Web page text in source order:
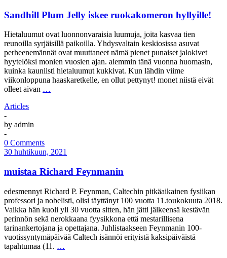
Sandhill Plum Jelly iskee ruokakomeron hyllyille!
Hietaluumut ovat luonnonvaraisia luumuja, joita kasvaa tien
reunoilla syrjäisillä paikoilla. Yhdysvaltain keskiosissa asuvat
perheenemännät ovat muuttaneet nämä pienet punaiset jalokivet
hyytelöksi monien vuosien ajan. aiemmin tänä vuonna huomasin,
kuinka kauniisti hietaluumut kukkivat. Kun lähdin viime
viikonloppuna haaskaretkelle, en ollut pettynyt! monet niistä eivät
olleet aivan …
Articles
-
by admin
-
0 Comments
30 huhtikuun, 2021
muistaa Richard Feynmanin
edesmennyt Richard P. Feynman, Caltechin pitkäaikainen fysiikan
professori ja nobelisti, olisi täyttänyt 100 vuotta 11.toukokuuta 2018.
Vaikka hän kuoli yli 30 vuotta sitten, hän jätti jälkeensä kestävän
perinnön sekä nerokkaana fyysikkona että mestarillisena
tarinankertojana ja opettajana. Juhlistaakseen Feynmanin 100-
vuotissyntymäpäivää Caltech isännöi erityistä kaksipäiväistä
tapahtumaa (11. …